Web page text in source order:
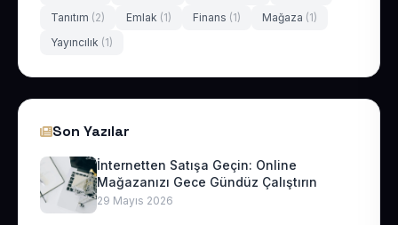
Tanıtım (2) Emlak (1) Finans (1) Mağaza (1)
Yayıncılık (1)
Son Yazılar
İnternetten Satışa Geçin: Online
Mağazanızı Gece Gündüz Çalıştırın
29 Mayıs 2026